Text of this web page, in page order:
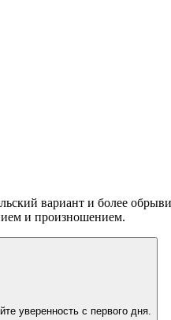
вариант и более
и произношением.
уверенность с первого дня.